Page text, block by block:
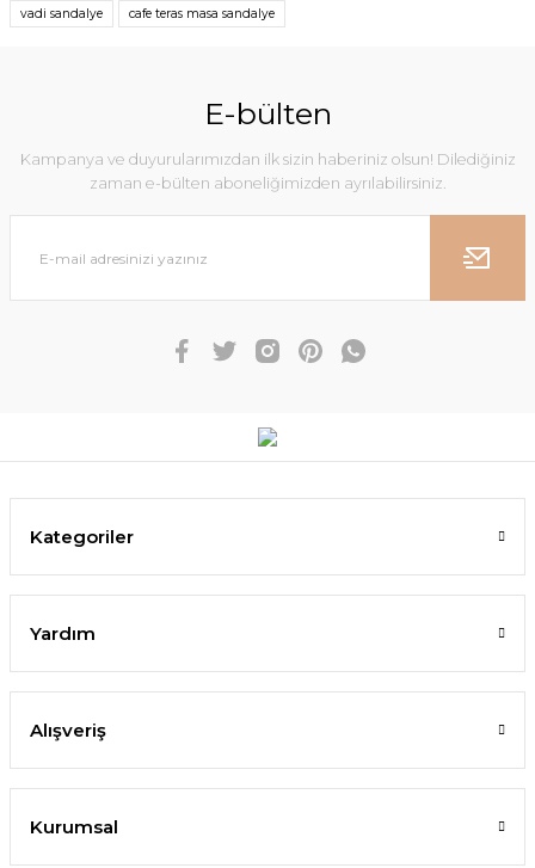
vadi sandalye cafe teras masa sandalye
E-bülten
Kampanya ve duyurularımızdan ilk sizin haberiniz olsun! Dilediğiniz
zaman e-bülten aboneliğimizden ayrılabilirsiniz.
Kategoriler
Yardım
Alışveriş
Kurumsal